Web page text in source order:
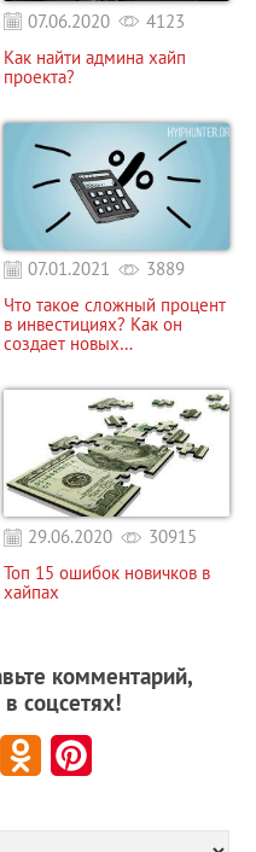
07.06.2020
4123
Как найти админа хайп
проекта?
07.01.2021
3889
Что такое сложный процент
в инвестициях? Как он
создает новых
29.06.2020
30915
Топ 15 ошибок новичков в
хайпах
комментарий,
соцсетях!
WhatsAppOdnoklassniki